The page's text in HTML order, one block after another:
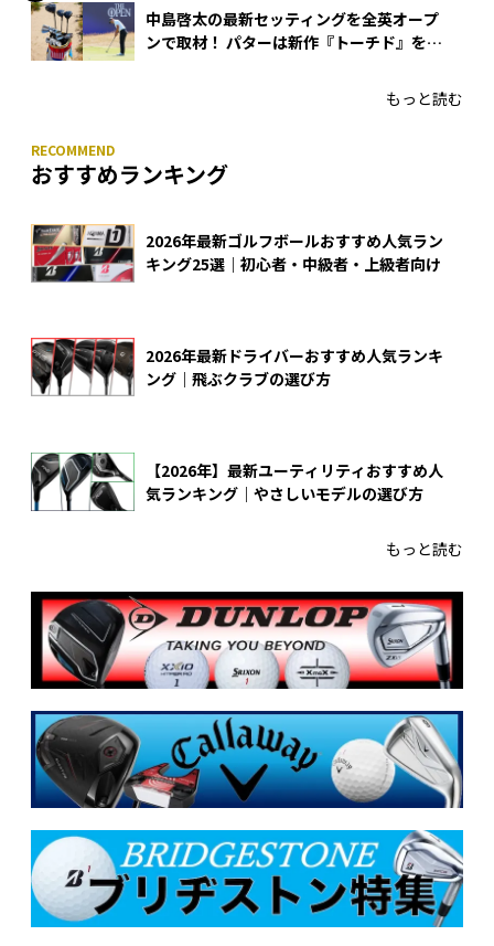
中島啓太の最新セッティングを全英オープ
ンで取材！ パターは新作『トーチド』を投
もっと読む
おすすめランキング
2026年最新ゴルフボールおすすめ人気ラン
キング25選｜初心者・中級者・上級者向け
2026年最新ドライバーおすすめ人気ランキ
ング｜飛ぶクラブの選び方
【2026年】最新ユーティリティおすすめ人
気ランキング｜やさしいモデルの選び方
もっと読む